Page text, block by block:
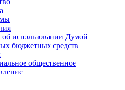
об использовании Думой
бюджетных средств
общественное